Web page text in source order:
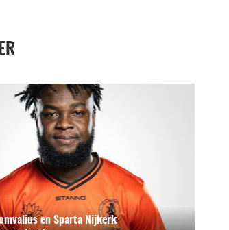
en Sparta Nijkerk